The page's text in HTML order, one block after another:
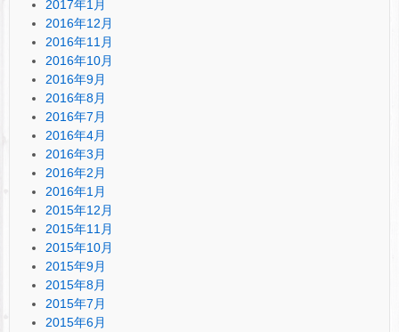
2017年1月
2016年12月
2016年11月
2016年10月
2016年9月
2016年8月
2016年7月
2016年4月
2016年3月
2016年2月
2016年1月
2015年12月
2015年11月
2015年10月
2015年9月
2015年8月
2015年7月
2015年6月